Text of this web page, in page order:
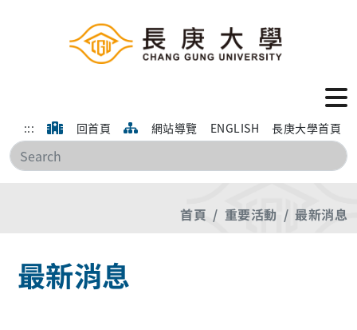
::: 回首頁 網站導覽 ENGLISH 長庚大學首頁
搜
首頁 重要活動 最新消息
最新消息